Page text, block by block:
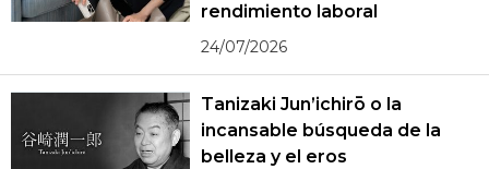
rendimiento laboral
24/07/2026
Tanizaki Jun’ichirō o la
incansable búsqueda de la
belleza y el eros